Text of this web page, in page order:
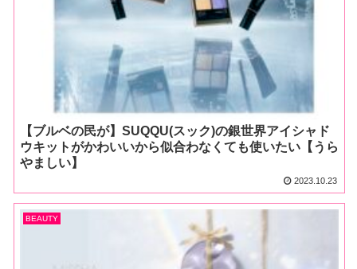
【ブルベの民が】SUQQU(スック)の銀世界アイシャド
ウキットがかわいいから似合わなくても使いたい【うら
やましい】
2023.10.23
BEAUTY